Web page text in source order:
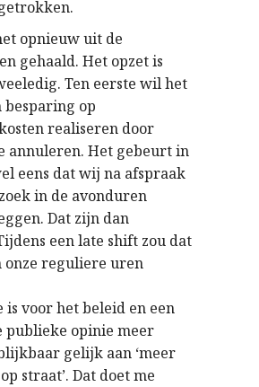
opnieuw uit de
gehaald. Het opzet is
Ten eerste wil het
besparing op
realiseren door
annuleren. Het gebeurt in
eens dat wij na afspraak
in de avonduren
Dat zijn dan
een late shift zou dat
onze reguliere uren
is voor het beleid en een
publieke opinie meer
gelijk aan ‘meer
straat’. Dat doet me